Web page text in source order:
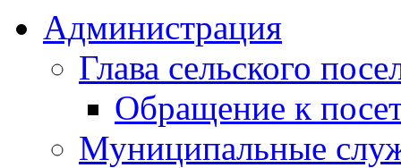
Администрация
Глава сельского
Обращение к
Муниципальные